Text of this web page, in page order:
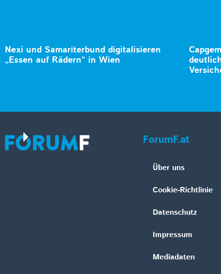
Nexi und Samariterbund digitalisieren
„Essen auf Rädern“ in Wien
ForumF.at
Über uns
Cookie-Richtlinie
Datenschutz
Impressum
Mediadaten